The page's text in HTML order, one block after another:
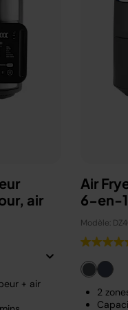
air
+ air
Air
6-en-
Modèle:
2